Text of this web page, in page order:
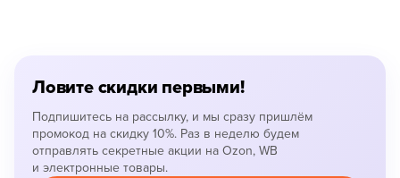
Ловите скидки первыми!
Подпишитесь на рассылку, и мы сразу пришлём
промокод на скидку 10%. Раз в неделю будем
отправлять секретные акции на Ozon, WB
и электронные товары.